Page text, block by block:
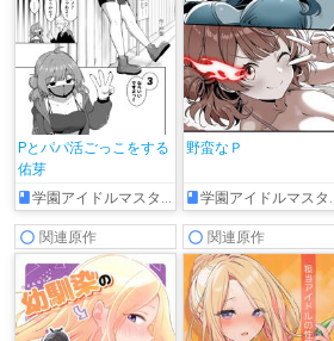
Pとパパ活ごっこをする
佑芽
学園アイドルマスター
野蛮なＰ
学園アイドルマスター
関連原作 関連原作